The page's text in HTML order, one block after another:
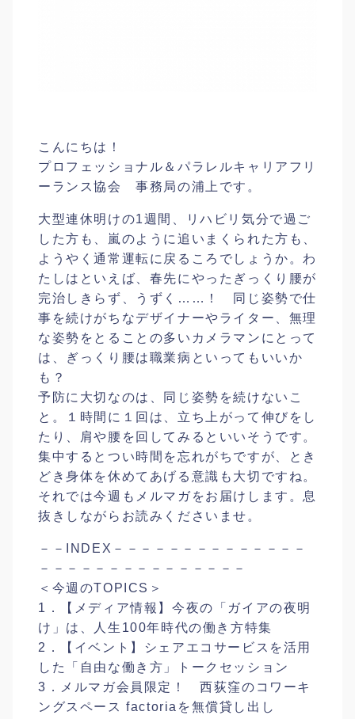
こんにちは！
プロフェッショナル＆パラレルキャリアフリ
ーランス協会 事務局の浦上です。
大型連休明けの1週間、リハビリ気分で過ご
した方も、嵐のように追いまくられた方も、
ようやく通常運転に戻るころでしょうか。わ
たしはといえば、春先にやったぎっくり腰が
完治しきらず、うずく……！ 同じ姿勢で仕
事を続けがちなデザイナーやライター、無理
な姿勢をとることの多いカメラマンにとって
は、ぎっくり腰は職業病といってもいいか
も？
予防に大切なのは、同じ姿勢を続けないこ
と。１時間に１回は、立ち上がって伸びをし
たり、肩や腰を回してみるといいそうです。
集中するとつい時間を忘れがちですが、とき
どき身体を休めてあげる意識も大切ですね。
それでは今週もメルマガをお届けします。息
抜きしながらお読みくださいませ。
－－INDEX－－－－－－－－－－－－－－
－－－－－－－－－－－－－－－
＜今週のTOPICS＞
1．【メディア情報】今夜の「ガイアの夜明
け」は、人生100年時代の働き方特集
2．【イベント】シェアエコサービスを活用
した「自由な働き方」トークセッション
3．メルマガ会員限定！ 西荻窪のコワーキ
ングスペース factoriaを無償貸し出し